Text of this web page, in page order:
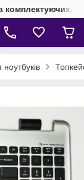
комплектуючих.